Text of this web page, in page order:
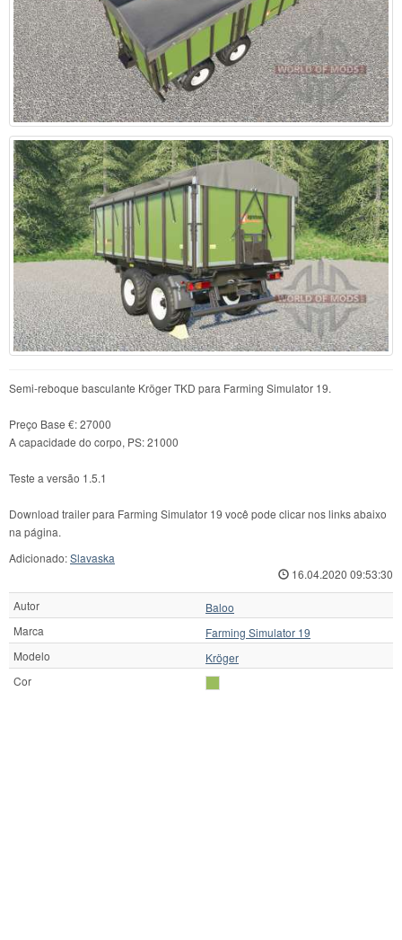
Semi-reboque basculante Kröger TKD para Farming Simulator 19.
Preço Base €: 27000
A capacidade do corpo, PS: 21000
Teste a versão 1.5.1
Download trailer para Farming Simulator 19 você pode clicar nos links abaixo
na página.
Adicionado:Slavaska
16.04.2020 09:53:30
Autor
Baloo
Marca
Farming Simulator 19
Modelo
Kröger
Cor